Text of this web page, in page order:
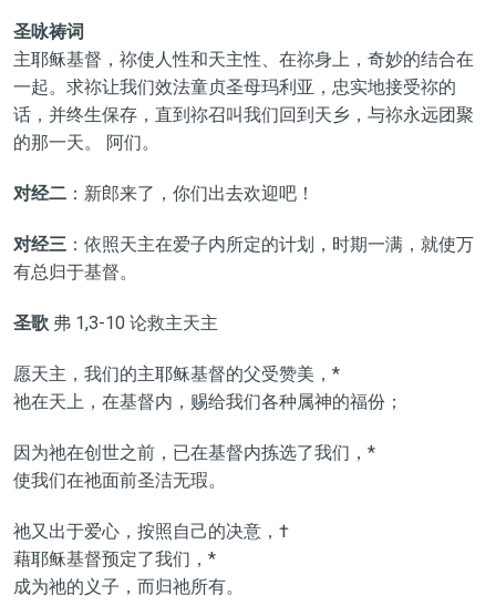
圣咏祷词
主耶稣基督，祢使人性和天主性、在祢身上，奇妙的结合在
一起。求祢让我们效法童贞圣母玛利亚，忠实地接受祢的
话，并终生保存，直到祢召叫我们回到天乡，与祢永远团聚
的那一天。 阿们。
对经二：新郎来了，你们出去欢迎吧！
对经三 ：依照天主在爱子内所定的计划，时期一满，就使万
有总归于基督。
圣歌弗 1,3-10 论救主天主
愿天主，我们的主耶稣基督的父受赞美，*
祂在天上，在基督内，赐给我们各种属神的福份；
因为祂在创世之前，已在基督内拣选了我们，*
使我们在祂面前圣洁无瑕。
祂又出于爱心，按照自己的决意，†
藉耶稣基督预定了我们，*
成为祂的义子，而归祂所有。